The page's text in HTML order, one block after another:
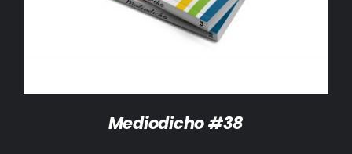
Mediodicho #38